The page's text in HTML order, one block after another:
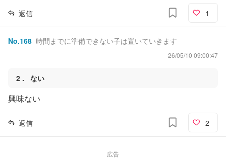
返信 1
No.168 時間までに準備できない子は置いていきます
26/05/10 09:00:47
2 ない
興味ない
返信 2
広告